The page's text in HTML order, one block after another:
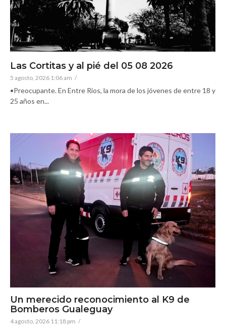
Las Cortitas y al pié del 05 08 2026
5 agosto, 2026 1:06 am /
•Preocupante. En Entre Ríos, la mora de los jóvenes de entre 18 y
25 años en...
Un merecido reconocimiento al K9 de
Bomberos Gualeguay
4 agosto, 2026 11:18 pm /